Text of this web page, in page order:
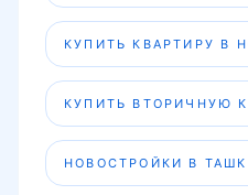
КУПИТЬ КВАРТИРУ В
КУПИТЬ ВТОРИЧНУЮ
НОВОСТРОЙКИ В